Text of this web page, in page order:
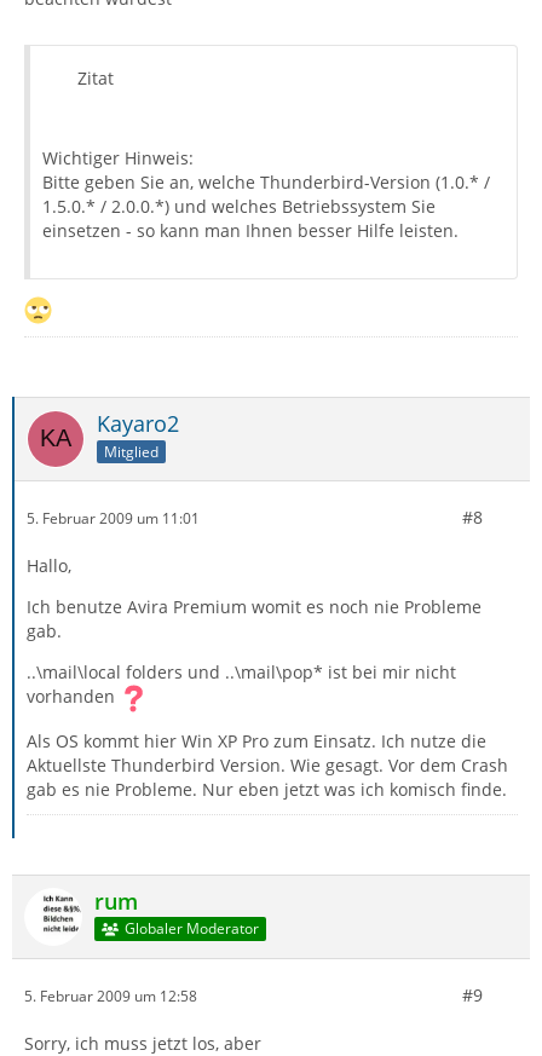
Zitat
Wichtiger Hinweis:
Bitte geben Sie an, welche Thunderbird-Version (1.0.* /
1.5.0.* / 2.0.0.*) und welches Betriebssystem Sie
einsetzen - so kann man Ihnen besser Hilfe leisten.
Kayaro2
Mitglied
5. Februar 2009 um 11:01 #8
Hallo,
Ich benutze Avira Premium womit es noch nie Probleme
gab.
..\mail\local folders und ..\mail\pop* ist bei mir nicht
vorhanden
Als OS kommt hier Win XP Pro zum Einsatz. Ich nutze die
Aktuellste Thunderbird Version. Wie gesagt. Vor dem Crash
gab es nie Probleme. Nur eben jetzt was ich komisch finde.
rum
Globaler Moderator
5. Februar 2009 um 12:58 #9
Sorry, ich muss jetzt los, aber